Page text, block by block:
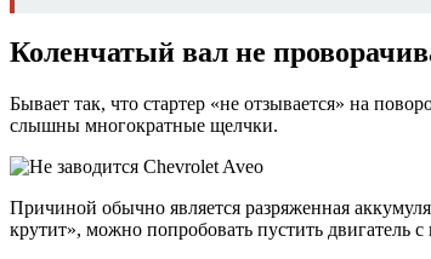
Коленчатый вал не
Бывает так, что стартер «не отзывается» на
слышны многократные щелчки.
Причиной обычно является разряженная
крутит», можно попробовать пустить двигатель